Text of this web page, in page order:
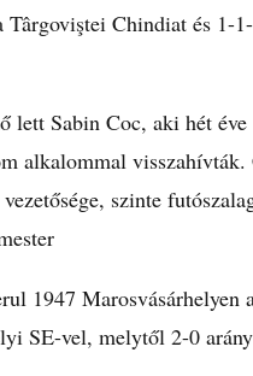
Chindiat és 1-
lett Sabin Coc, aki hét
alkalommal
szinte
1947 Marosvásárhelyen
SE-vel, melytől 2-0